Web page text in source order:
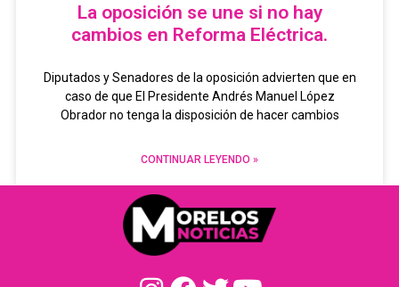
La oposición se une si no hay
cambios en Reforma Eléctrica.
Diputados y Senadores de la oposición advierten que en
caso de que El Presidente Andrés Manuel López
Obrador no tenga la disposición de hacer cambios
CONTINUAR LEYENDO »